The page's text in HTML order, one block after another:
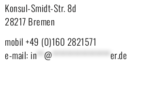
Konsul-Smidt-Str. 8d
28217 Bremen
mobil +49 (0)160 2821571
e-mail: in**@****************er.de